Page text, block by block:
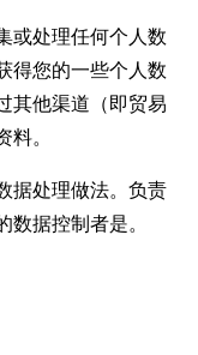
或处理任何个人数
得您的一些个人数
其他渠道（即贸易
。
据处理做法。负责
据控制者是。